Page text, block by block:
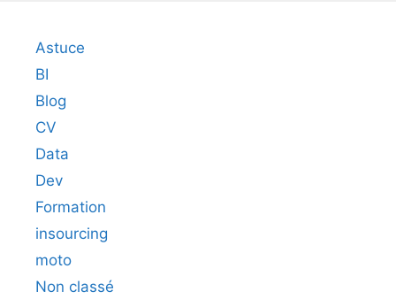
Astuce
BI
Blog
CV
Data
Dev
Formation
insourcing
moto
Non classé